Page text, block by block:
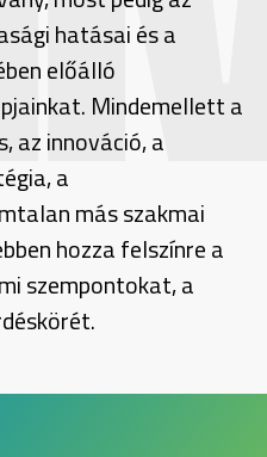
hatásai és a
előálló
Mindemellett a
az innováció, a
a
más szakmai
hozza felszínre a
szempontokat, a